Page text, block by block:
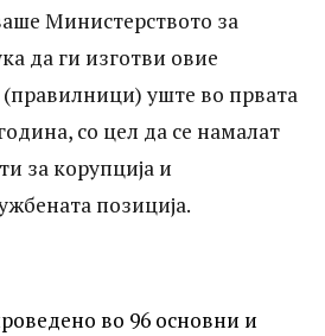
Министерството за
да ги изготви овие
уште во првата
со цел да се намалат
за корупција и
позиција.
во 96 основни и